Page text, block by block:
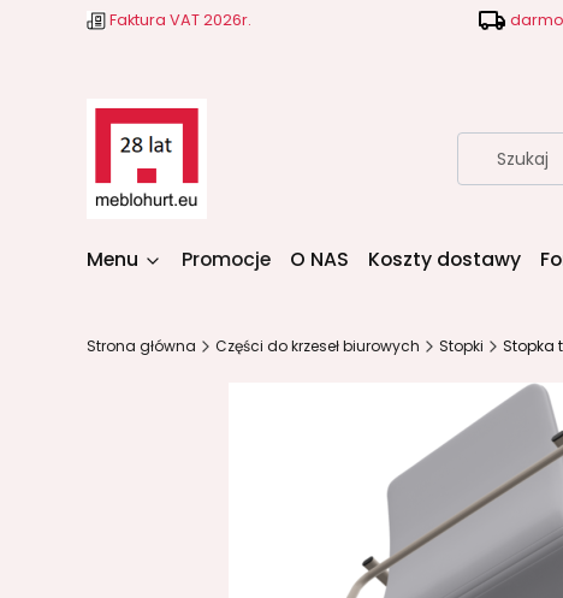
Faktura VAT 2026r.
Menu Promocje O NAS Koszty dostawy
Strona główna Części do krzeseł biurowych Stopki Stopka